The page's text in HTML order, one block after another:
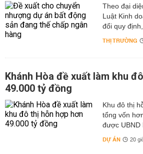
Theo đại
Luật Kinh
đổi quy
THỊ TRƯỜNG
Khánh Hòa đề xuất làm khu
49.000 tỷ đồng
Khu đô thị
tổng vốn
được UBND
DỰ ÁN 20